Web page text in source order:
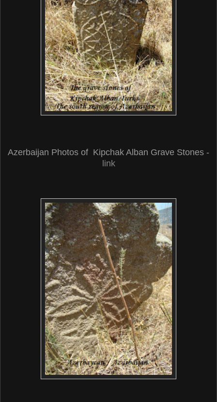
Azerbaijan Photos of Kipchak Alban Grave Stones -
link